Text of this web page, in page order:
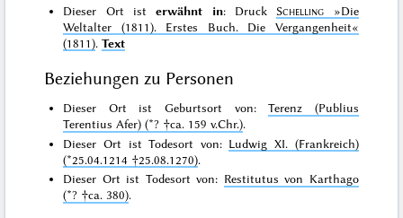
Dieser Ort isterwähnt in: Druck Schelling
»Die
Weltalter (1811). Erstes Buch. Die Vergangenheit«
(1811).Text
Beziehungen zu Personen
Dieser Ort ist Geburtsort von:Terenz (Publius
Terentius Afer) (*? †ca. 159 v.Chr.).
Dieser Ort ist Todesort von: Ludwig XI. (Frankreich)
(*25.04.1214 †25.08.1270).
Dieser Ort ist Todesort von: Restitutus von Karthago
(*? †ca. 380).